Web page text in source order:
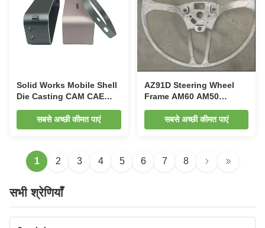
Solid Works Mobile Shell
Die Casting CAM CAE
Housingसबसे अच्छी कीमत पाएं
AZ91D Steering Wheel
Frame AM60 AM50
सबसे अच्छी कीमत पाएं
1 2 3 4 5 6 7 8
सभी श्रेणियाँ